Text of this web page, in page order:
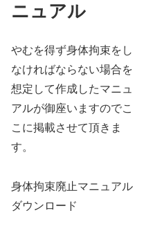
ニュアル
やむを得ず身体拘束をし
なければならない場合を
想定して作成したマニュ
アルが御座いますのでこ
こに掲載させて頂きま
す。
身体拘束廃止マニュアル
ダウンロード